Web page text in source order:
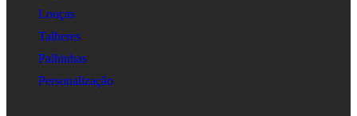
Louças
Talheres
Palhinhas
Personalização